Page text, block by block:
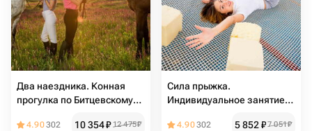
Два наездника. Конная
прогулка по Битцевскому
4.90302 10 354₽ 12 475₽
Сила прыжка.
Индивидуальное занятие
4.90302 5 852₽7 051₽